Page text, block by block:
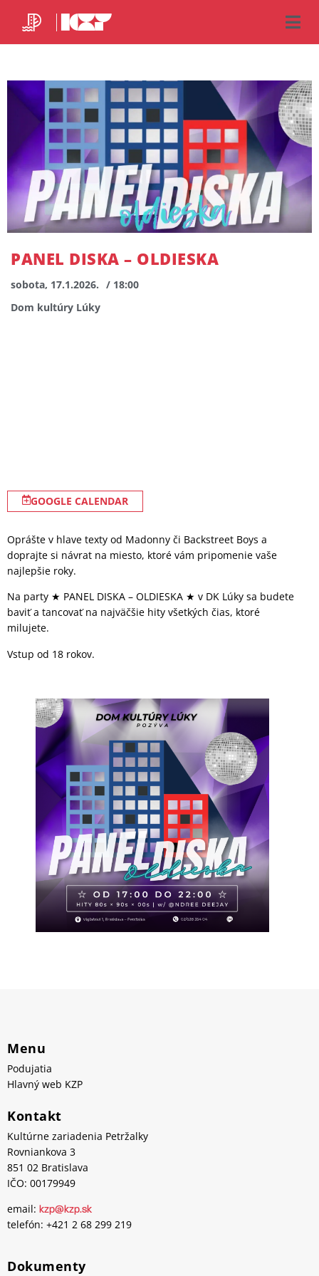
PANEL DISKA – OLDIESKA
sobota, 17.1.2026. / 18:00
Dom kultúry Lúky
GOOGLE CALENDAR
Oprášte v hlave texty od Madonny či Backstreet Boys a
doprajte si návrat na miesto, ktoré vám pripomenie vaše
najlepšie roky.
Na party ★ PANEL DISKA – OLDIESKA ★ v DK Lúky sa budete
baviť a tancovať na najväčšie hity všetkých čias, ktoré
milujete.
Vstup od 18 rokov.
Menu
Podujatia
Hlavný web KZP
Kontakt
Kultúrne zariadenia Petržalky
Rovniankova 3
851 02 Bratislava
IČO: 00179949
email: kzp@kzp.sk
telefón: +421 2 68 299 219
Dokumenty